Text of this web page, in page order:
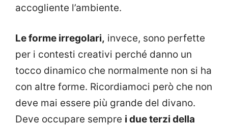
accogliente l’ambiente.
Le forme irregolari, invece, sono perfette
per i contesti creativi perché danno un
tocco dinamico che normalmente non si ha
con altre forme. Ricordiamoci però che non
deve mai essere più grande del divano.
Deve occupare sempre i due terzi della